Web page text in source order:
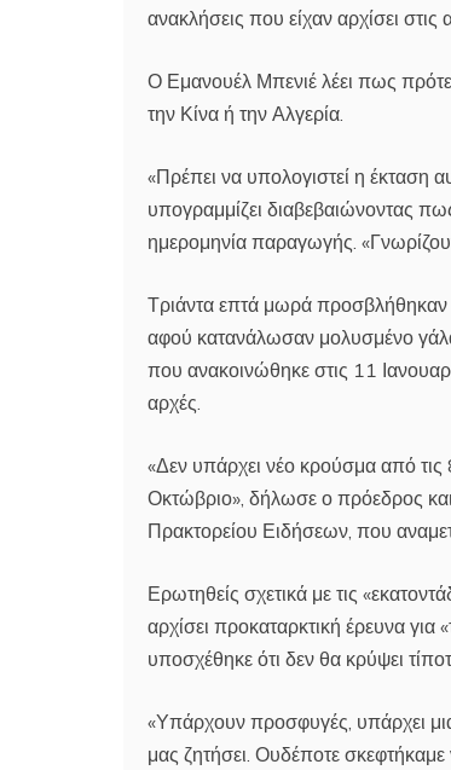
ανακλήσεις που είχαν αρχίσει στις
Ο Εμανουέλ Μπενιέ λέει πως
την Κίνα ή την Αλγερία.
«Πρέπει να υπολογιστεί η έκταση
υπογραμμίζει διαβεβαιώνοντας
ημερομηνία παραγωγής.
Τριάντα επτά μωρά
αφού κατανάλωσαν μολυσμένο
που ανακοινώθηκε στις 11
αρχές.
«Δεν υπάρχει νέο κρούσμα από
Οκτώβριο», δήλωσε ο πρόεδρος
Πρακτορείου Ειδήσεων, που
Ερωτηθείς σχετικά με τις
αρχίσει προκαταρκτική έρευνα
υποσχέθηκε ότι δεν θα κρύψει
«Υπάρχουν προσφυγές, υπάρχει
μας ζητήσει. Ουδέποτε